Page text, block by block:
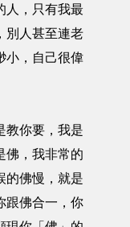
人，只有我最
別人甚至連老
小，自己很偉
你要，我是
佛，我非常的
的佛慢，就是
跟佛合一，你